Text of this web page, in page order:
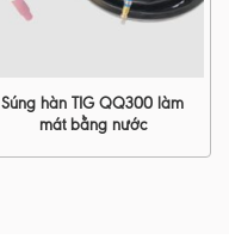
Súng hàn TIG QQ300 làm
mát bằng nước